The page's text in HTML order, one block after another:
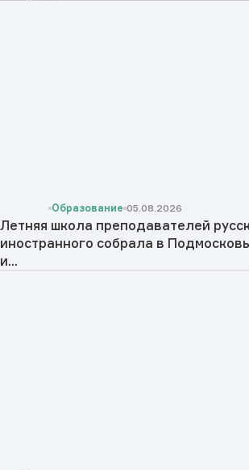
Образование 05.08.2026
Летняя школа преподавателей
иностранного собрала в
и...